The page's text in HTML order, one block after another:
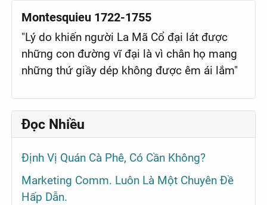
Montesquieu 1722-1755
"Lý do khiến người La Mã Cổ đại lát được
những con đường vĩ đại là vì chân họ mang
những thứ giầy dép không được êm ái lắm"
Đọc Nhiều
Định Vị Quán Cà Phê, Có Cần Không?
Marketing Comm. Luôn Là Một Chuyên Đề
Hấp Dẫn.